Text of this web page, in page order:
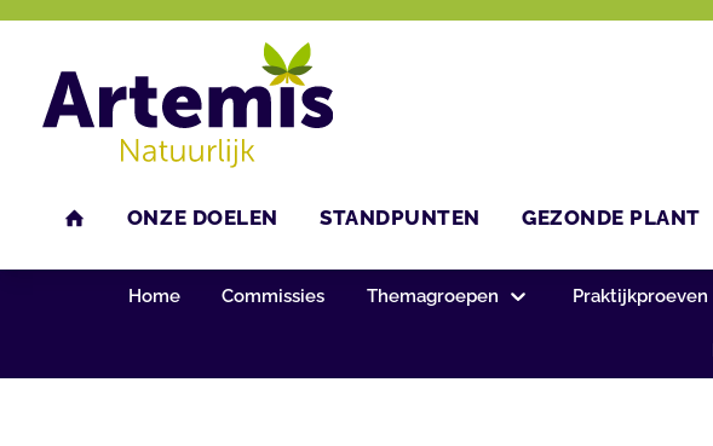
ONZE DOELEN STANDPUNTEN GEZONDE PLANT
Home Commissies Themagroepen Praktijkproeven
U bent hier: Home Ledenportaal Fotoalbum